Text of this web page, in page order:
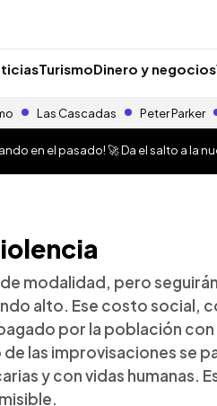
TurismoDinero y negocios
Las Cascadas Peter Parker
en el pasado! 🚀 Da el salto a la
modalidad, pero
alto. Ese costo social,
por la población con
las improvisaciones se
y con vidas humanas.